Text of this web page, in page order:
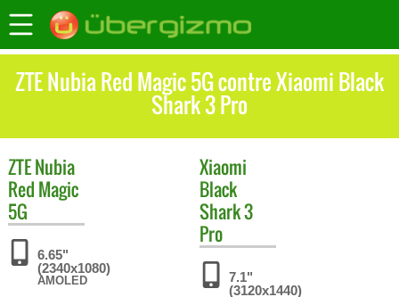
ZTE Nubia Red Magic 5G contre Xiaomi Black
Shark 3 Pro
ZTENubia
Red Magic
5G
6.65"
(2340x1080)
AMOLED
Xiaomi
Black
Shark 3
Pro
7.1"
(3120x1440)